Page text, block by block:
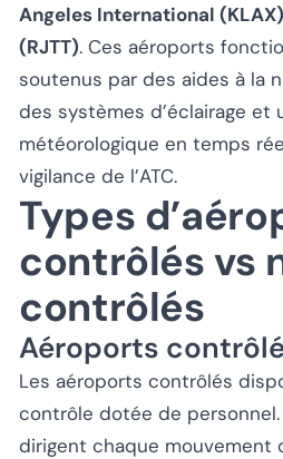
Angeles International (KLAX)
(RJTT). Ces aéroports
soutenus par des aides à la
des systèmes d’éclairage et
météorologique en temps
vigilance de l’ATC.
Types
contrôlés vs
contrôlés
Aéroports
Les aéroports contrôlés
contrôle dotée de
dirigent chaque mouvement